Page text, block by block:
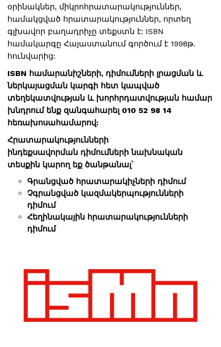
օրինակներ, միկրոհրատարակություններ,
համակցված հրատարակություններ, որտեղ
գլխավոր բաղադրիչը տեքստն է: ISBN
համակարգը Հայաստանում գործում է 1998թ.
հունվարից:
ISBN համարանիշների, դիմումների լրացման և
ներկայացման կարգի հետ կապված
տեղեկատվության և խորհրդատվության համար
խնդրում ենք զանգահարել 010 52 98 14
հեռախոսահամարով:
Հրատարակությունների
ինդեքսավորման դիմումների նախնական
տեսքին կարող եք ծանթանալ՝
Գրանցված հրատարակիչների դիմում
Չգրանցված կազմակերպությունների
դիմում
Հեղինակային հրատարակությունների
դիմում